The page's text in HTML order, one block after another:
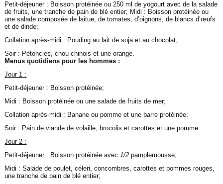
Petit-déjeuner : Boisson protéinée ou 250 ml de yogourt avec de la salade
de fruits, une tranche de pain de blé entier; Midi : Boisson protéinée ou
une salade composée de laitue, de tomates, d’oignons, de blancs d’œufs
et de dinde;
Collation après-midi : Pouding au lait de soja et au chocolat;
Soir : Pétoncles, chou chinois et une orange.
Menus quotidiens pour les hommes :
Jour 1 :
Petit-déjeuner : Boisson protéinée;
Midi : Boisson protéinée ou une salade de fruits de mer;
Collation après-midi : Banane ou pomme et une barre protéinée;
Soir : Pain de viande de volaille, brocolis et carottes et une pomme.
Jour 2 :
Petit-déjeuner : Boisson protéinée avec1/2pamplemousse;
Midi : Salade de poulet, céleri, concombres, carottes et pommes rouges,
une tranche de pain de blé entier;